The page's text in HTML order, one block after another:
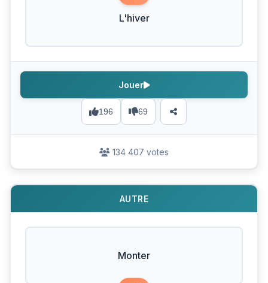
L'hiver
196 69
Jouer
134 407 votes
AUTRE
Monter